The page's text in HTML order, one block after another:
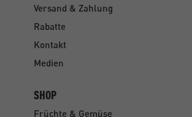
Versand & Zahlung
Rabatte
Kontakt
Medien
SHOP
Früchte & Gemüse